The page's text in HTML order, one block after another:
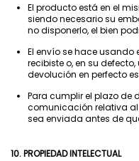
El producto está en el
siendo necesario su
no disponerlo, el bien
El envío se hace usando
recibiste o, en su
devolución en perfecto
Para cumplir el plazo de
comunicación relativa al
sea enviada antes de
10. PROPIEDAD INTELECTUAL